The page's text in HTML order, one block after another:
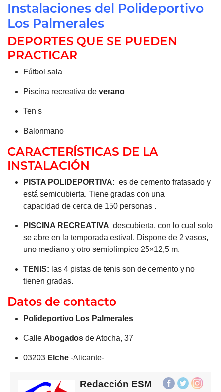
Instalaciones del Polideportivo
Los Palmerales
DEPORTES QUE SE PUEDEN
PRACTICAR
Fútbol sala
Piscina recreativa de verano
Tenis
Balonmano
CARACTERÍSTICAS DE LA
INSTALACIÓN
PISTA POLIDEPORTIVA: es de cemento fratasado y
está semicubierta. Tiene gradas con una
capacidad de cerca de 150 personas .
PISCINA RECREATIVA: descubierta, con lo cual solo
se abre en la temporada estival. Dispone de 2 vasos,
uno mediano y otro semiolímpico 25×12,5 m.
TENIS: las 4 pistas de tenis son de cemento y no
tienen gradas.
Datos de contacto
Polideportivo Los Palmerales
Calle Abogados de Atocha, 37
03203 Elche -Alicante-
Redacción ESM